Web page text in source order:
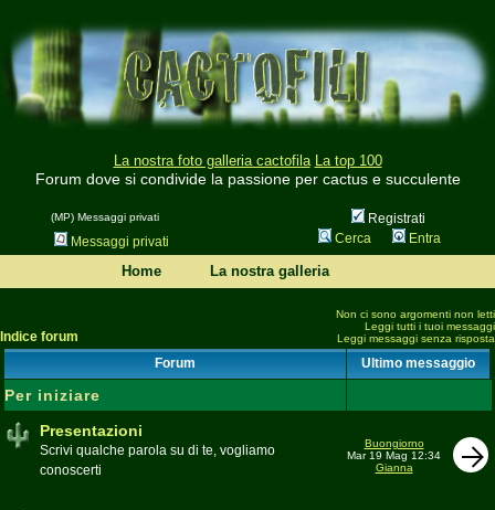
La nostra foto galleria cactofila La top 100
Forum dove si condivide la passione per cactus e succulente
(MP) Messaggi privati
Registrati
Messaggi privati
Cerca Entra
Home La nostra galleria
Indice forum
Non ci sono argomenti non letti
Leggi tutti i tuoi messaggi
Leggi messaggi senza risposta
Forum Ultimo messaggio
Per iniziare
Presentazioni
Scrivi qualche parola su di te, vogliamo
conoscerti
Buongiorno
Mar 19 Mag 12:34
Gianna